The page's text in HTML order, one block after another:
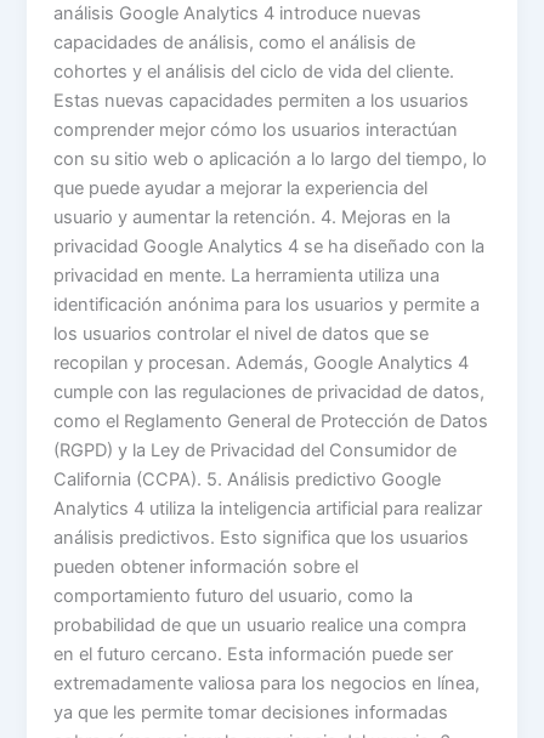
análisis Google Analytics 4 introduce nuevas
capacidades de análisis, como el análisis de
cohortes y el análisis del ciclo de vida del cliente.
Estas nuevas capacidades permiten a los usuarios
comprender mejor cómo los usuarios interactúan
con su sitio web o aplicación a lo largo del tiempo, lo
que puede ayudar a mejorar la experiencia del
usuario y aumentar la retención. 4. Mejoras en la
privacidad Google Analytics 4 se ha diseñado con la
privacidad en mente. La herramienta utiliza una
identificación anónima para los usuarios y permite a
los usuarios controlar el nivel de datos que se
recopilan y procesan. Además, Google Analytics 4
cumple con las regulaciones de privacidad de datos,
como el Reglamento General de Protección de Datos
(RGPD) y la Ley de Privacidad del Consumidor de
California (CCPA). 5. Análisis predictivo Google
Analytics 4 utiliza la inteligencia artificial para realizar
análisis predictivos. Esto significa que los usuarios
pueden obtener información sobre el
comportamiento futuro del usuario, como la
probabilidad de que un usuario realice una compra
en el futuro cercano. Esta información puede ser
extremadamente valiosa para los negocios en línea,
ya que les permite tomar decisiones informadas